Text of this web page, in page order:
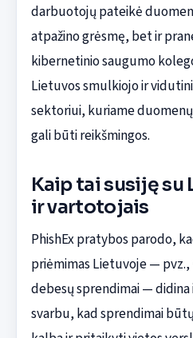
darbuotojų pateikė
atpažino grėsmę, bet ir
kibernetinio saugumo
Lietuvos smulkiojo ir
sektoriui, kuriame
gali būti reikšmingos.
Kaip tai susiję su
ir vartotojais
PhishEx pratybos parodo,
priėmimas Lietuvoje — pvz.,
debesų sprendimai —
svarbu, kad sprendimai